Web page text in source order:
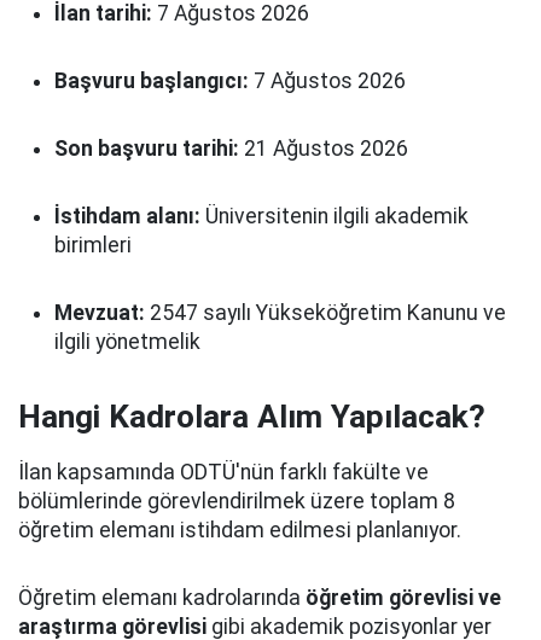
İlan tarihi: 7 Ağustos 2026
Başvuru başlangıcı: 7 Ağustos 2026
Son başvuru tarihi: 21 Ağustos 2026
İstihdam alanı: Üniversitenin ilgili akademik
birimleri
Mevzuat: 2547 sayılı Yükseköğretim Kanunu ve
ilgili yönetmelik
Hangi Kadrolara Alım Yapılacak?
İlan kapsamında ODTÜ'nün farklı fakülte ve
bölümlerinde görevlendirilmek üzere toplam 8
öğretim elemanı istihdam edilmesi planlanıyor.
Öğretim elemanı kadrolarında öğretim görevlisi ve
araştırma görevlisi gibi akademik pozisyonlar yer